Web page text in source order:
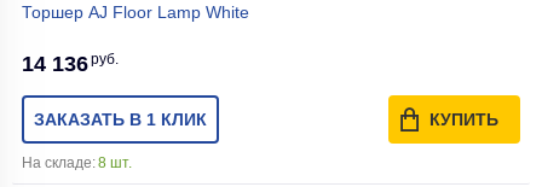
Торшер AJ Floor Lamp White
14 136руб.
ЗАКАЗАТЬ В 1 КЛИК КУПИТЬ
На складе:8 шт.